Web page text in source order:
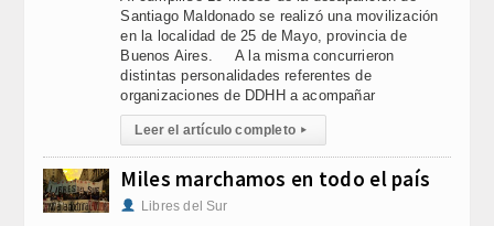
Santiago Maldonado se realizó una movilización
en la localidad de 25 de Mayo, provincia de
Buenos Aires. A la misma concurrieron
distintas personalidades referentes de
organizaciones de DDHH a acompañar
Leer el artículo completo ▸
Miles marchamos en todo el país
Libres del Sur